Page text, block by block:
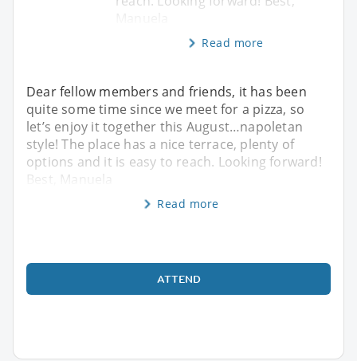
Read more
Dear fellow members and friends, it has been
quite some time since we meet for a pizza, so
let’s enjoy it together this August…napoletan
style! The place has a nice terrace, plenty of
options and it is easy to reach. Looking forward!
Best, Manuela
Read more
ATTEND